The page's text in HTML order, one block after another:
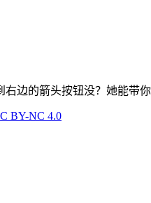
右边的箭头按钮没？她能带你
BY-NC 4.0